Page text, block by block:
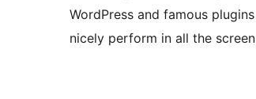
WordPress and famous
nicely perform in all the